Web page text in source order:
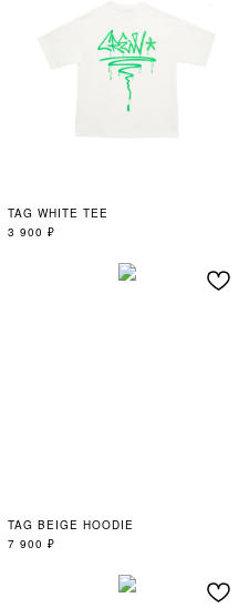
TAG WHITE TEE
3 900 ₽
TAG BEIGE HOODIE
7 900 ₽